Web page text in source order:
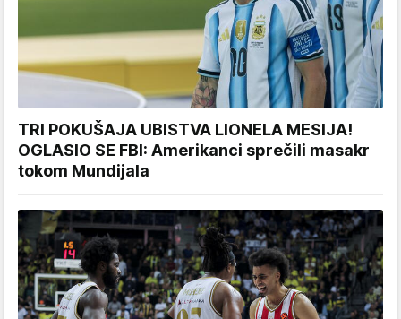
TRI POKUŠAJA UBISTVA LIONELA MESIJA!
OGLASIO SE FBI: Amerikanci sprečili masakr
tokom Mundijala